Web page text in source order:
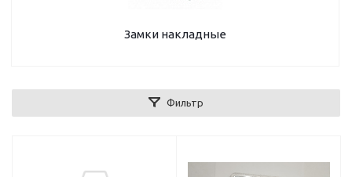
Замки накладные
Фильтр